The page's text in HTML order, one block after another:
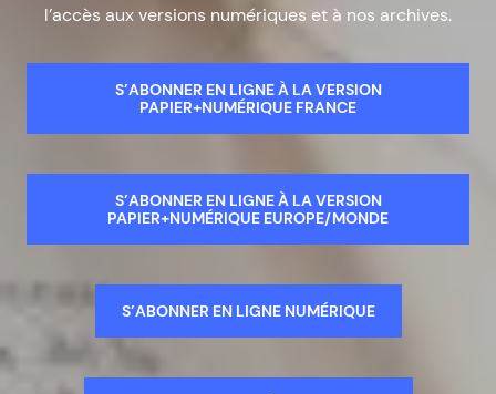
l’accès aux versions numériques et à nos archives.
S’ABONNER EN LIGNE À LA VERSION
PAPIER+NUMÉRIQUE FRANCE
S’ABONNER EN LIGNE À LA VERSION
PAPIER+NUMÉRIQUE EUROPE/MONDE
S’ABONNER EN LIGNE NUMÉRIQUE